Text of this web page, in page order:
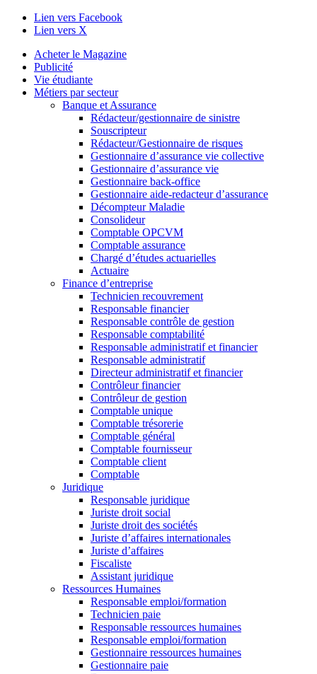
Lien vers Facebook
Lien vers X
Acheter le Magazine
Publicité
Vie étudiante
Métiers par secteur
Banque et Assurance
Rédacteur/gestionnaire de sinistre
Souscripteur
Rédacteur/Gestionnaire de risques
Gestionnaire d’assurance vie collective
Gestionnaire d’assurance vie
Gestionnaire back-office
Gestionnaire aide-redacteur d’assurance
Décompteur Maladie
Consolideur
Comptable OPCVM
Comptable assurance
Chargé d’études actuarielles
Actuaire
Finance d’entreprise
Technicien recouvrement
Responsable financier
Responsable contrôle de gestion
Responsable comptabilité
Responsable administratif et financier
Responsable administratif
Directeur administratif et financier
Contrôleur financier
Contrôleur de gestion
Comptable unique
Comptable trésorerie
Comptable général
Comptable fournisseur
Comptable client
Comptable
Juridique
Responsable juridique
Juriste droit social
Juriste droit des sociétés
Juriste d’affaires internationales
Juriste d’affaires
Fiscaliste
Assistant juridique
Ressources Humaines
Responsable emploi/formation
Technicien paie
Responsable ressources humaines
Responsable emploi/formation
Gestionnaire ressources humaines
Gestionnaire paie